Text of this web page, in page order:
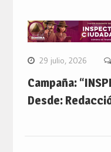
29 julio, 2026
Campaña:
Desde: